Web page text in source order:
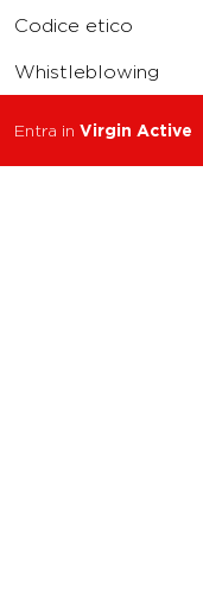
Codice etico
Whistleblowing
Condizioni Generali di
Abbonamento
Entra in Virgin Active